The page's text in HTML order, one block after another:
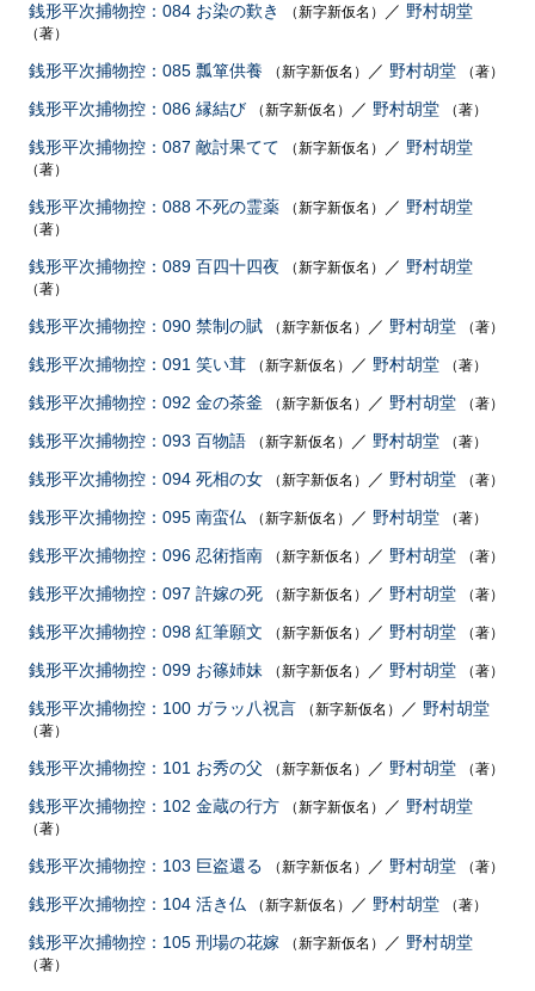
銭形平次捕物控：084 お染の歎き （新字新仮名） ／ 野村胡堂
（著）
銭形平次捕物控：085 瓢箪供養 （新字新仮名） ／ 野村胡堂 （著）
銭形平次捕物控：086 縁結び （新字新仮名） ／ 野村胡堂 （著）
銭形平次捕物控：087 敵討果てて （新字新仮名） ／ 野村胡堂
（著）
銭形平次捕物控：088 不死の霊薬 （新字新仮名） ／ 野村胡堂
（著）
銭形平次捕物控：089 百四十四夜 （新字新仮名） ／ 野村胡堂
（著）
銭形平次捕物控：090 禁制の賦 （新字新仮名） ／ 野村胡堂 （著）
銭形平次捕物控：091 笑い茸 （新字新仮名） ／ 野村胡堂 （著）
銭形平次捕物控：092 金の茶釜 （新字新仮名） ／ 野村胡堂 （著）
銭形平次捕物控：093 百物語 （新字新仮名） ／ 野村胡堂 （著）
銭形平次捕物控：094 死相の女 （新字新仮名） ／ 野村胡堂 （著）
銭形平次捕物控：095 南蛮仏 （新字新仮名） ／ 野村胡堂 （著）
銭形平次捕物控：096 忍術指南 （新字新仮名） ／ 野村胡堂 （著）
銭形平次捕物控：097 許嫁の死 （新字新仮名） ／ 野村胡堂 （著）
銭形平次捕物控：098 紅筆願文 （新字新仮名） ／ 野村胡堂 （著）
銭形平次捕物控：099 お篠姉妹 （新字新仮名） ／ 野村胡堂 （著）
銭形平次捕物控：100 ガラッ八祝言 （新字新仮名） ／ 野村胡堂
（著）
銭形平次捕物控：101 お秀の父 （新字新仮名） ／ 野村胡堂 （著）
銭形平次捕物控：102 金蔵の行方 （新字新仮名） ／ 野村胡堂
（著）
銭形平次捕物控：103 巨盗還る （新字新仮名） ／ 野村胡堂 （著）
銭形平次捕物控：104 活き仏 （新字新仮名） ／ 野村胡堂 （著）
銭形平次捕物控：105 刑場の花嫁 （新字新仮名） ／ 野村胡堂
（著）